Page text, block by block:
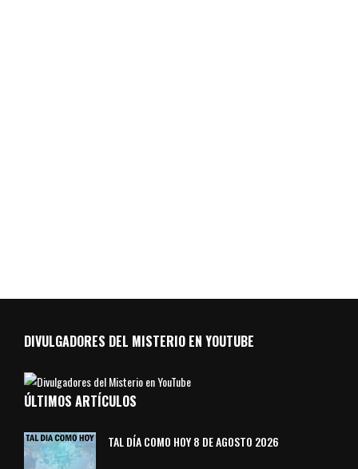
DIVULGADORES DEL MISTERIO EN YOUTUBE
ÚLTIMOS ARTÍCULOS
TAL DÍA COMO HOY 8 DE AGOSTO 2026